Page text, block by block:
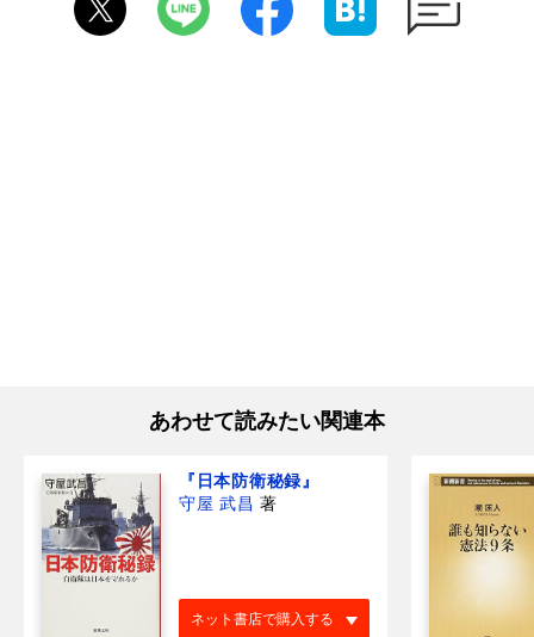
あわせて読みたい関連本
『日本防衛秘録』
守屋 武昌 著
ネット書店で購入する